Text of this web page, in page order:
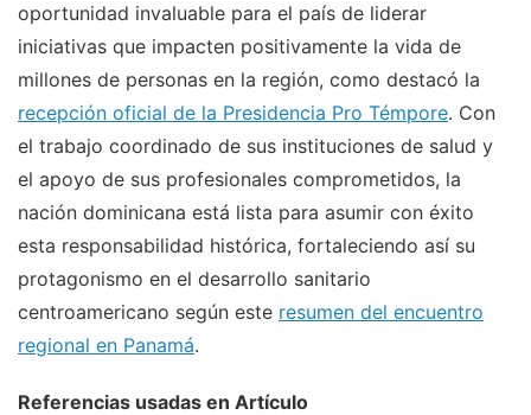
oportunidad invaluable para el país de liderar
iniciativas que impacten positivamente la vida de
millones de personas en la región, como destacó la
recepción oficial de la Presidencia Pro Témpore. Con
el trabajo coordinado de sus instituciones de salud y
el apoyo de sus profesionales comprometidos, la
nación dominicana está lista para asumir con éxito
esta responsabilidad histórica, fortaleciendo así su
protagonismo en el desarrollo sanitario
centroamericano según este resumen del encuentro
regional en Panamá.
Referencias usadas en Artículo